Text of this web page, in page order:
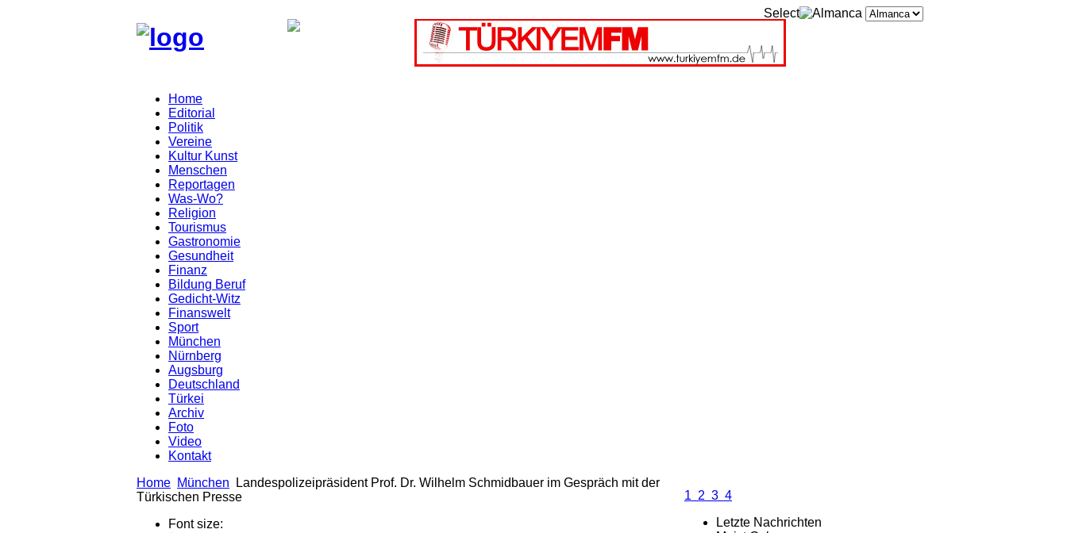
Select
Home
Editorial
Politik
Vereine
Kultur Kunst
Menschen
Reportagen
Was-Wo?
Religion
Tourismus
Gastronomie
Gesundheit
Finanz
Bildung Beruf
Gedicht-Witz
Finanswelt
Sport
München
Nürnberg
Augsburg
Deutschland
Türkei
Archiv
Foto
Video
Kontakt
Home München
Landespolizeipräsident Prof. Dr. Wilhelm Schmidbauer im Gespräch mit der
Türkischen Presse
Font size:
1 2 3 4
Letzte Nachrichten